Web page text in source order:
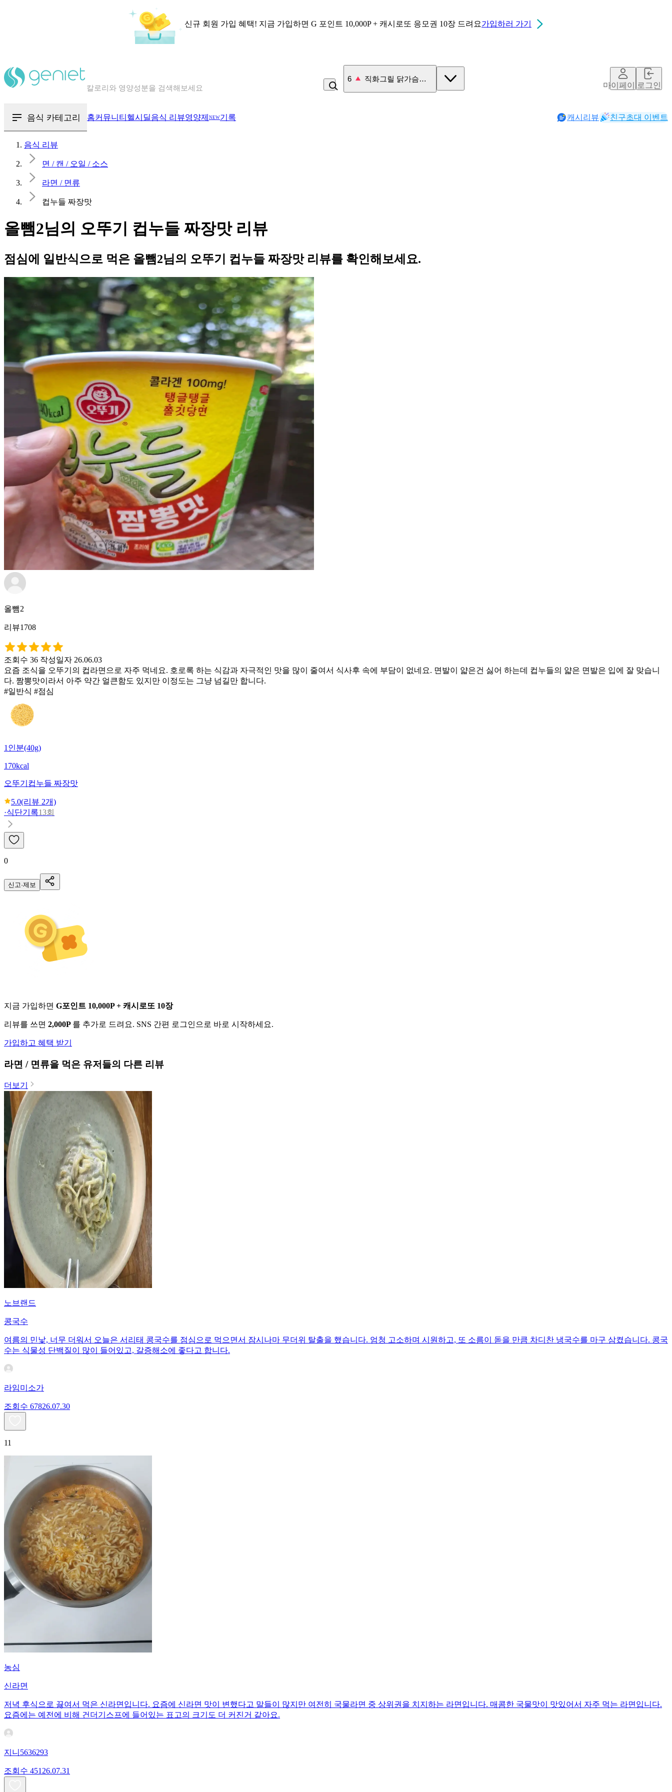
신규 회원 가입 혜택! 지금 가입하면 G 포인트 10,000P + 캐시로또 응모권 10장 드려요가입하러 가기
칼로리와 영양성분을 검색해보세요
7 잡곡밥
마이페이지로그인
음식 카테고리 홈커뮤니티 헬시딜음식 리뷰영양제 NEW기록 캐시리뷰 친구초대 이벤트
음식 리뷰
면 / 캔 / 오일 / 소스
라면 / 면류
컵누들 짜장맛
올뺌2님의 오뚜기 컵누들 짜장맛 리뷰
점심에 일반식으로 먹은 올뺌2님의 오뚜기 컵누들 짜장맛 리뷰를 확인해보세요.
올뺌2
리뷰1708
조회수 36 작성일자 26.06.03
요즘 조식을 오뚜기의 컵라면으로 자주 먹네요. 호로록 하는 식감과 자극적인 맛을 많이 줄여서 식사후 속에 부담이 없네요. 면발이 얇은건 싫어 하는데 컵누들의 얇은 면발은 입에 잘 맞습니
다. 짬뽕맛이라서 아주 약간 얼큰함도 있지만 이정도는 그냥 넘길만 합니다.
#일반식 #점심
1인분(40g)
170kcal
오뚜기 컵누들 짜장맛
5.0(리뷰 2개)
·식단기록13회
0
신고·제보
지금 가입하면 G포인트 10,000P + 캐시로또 10장
리뷰를 쓰면 2,000P 를 추가로 드려요. SNS 간편 로그인으로 바로 시작하세요.
가입하고 혜택 받기
라면 / 면류을 먹은 유저들의 다른 리뷰
더보기
노브랜드
콩국수
여름의 민낯, 너무 더워서 오늘은 서리태 콩국수를 점심으로 먹으면서 잠시나마 무더위 탈출을 했습니다. 엄청 고소하며 시원하고, 또 소름이 돋을 만큼 차디찬 냉국수를 마구 삼켰습니다. 콩국
수는 식물성 단백질이 많이 들어있고, 갈증해소에 좋다고 합니다.
라임미소가
조회수 67826.07.30
11
농심
신라면
저녁 후식으로 끓여서 먹은 신라면입니다. 요즘에 신라면 맛이 변했다고 말들이 많지만 여전히 국물라면 중 상위권을 치지하는 라면입니다. 매콤한 국물맛이 맛있어서 자주 먹는 라면입니다.
요즘에는 예전에 비해 건더기스프에 들어있는 표고의 크기도 더 커진거 같아요.
지니5636293
조회수 451 26.07.31